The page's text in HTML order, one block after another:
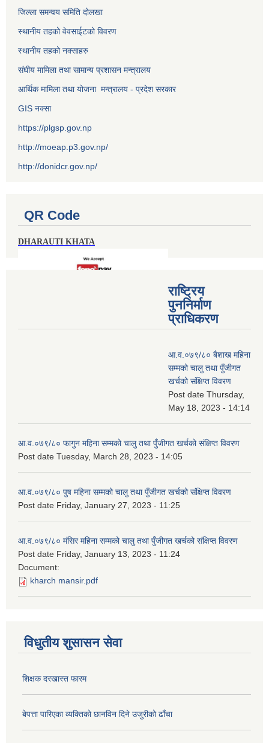
जिल्ला समन्वय समिति दोलखा
स्थानीय तहको वेवसाईटको विवरण
स्थानीय तहको नक्साहरु
संघीय मामिला तथा सामान्य प्रशासन मन्त्रालय
आर्थिक मामिला तथा योजना मन्त्रालय - प्रदेश सरकार
GIS नक्सा
https://plgsp.gov.np
http://moeap.p3.gov.np/
http://donidcr.gov.np/
QR Code
DHARAUTI KHATA
राष्ट्रिय
पुननिर्माण
प्राधिकरण
आ.व.०७९/८० बैशाख महिना
सम्मको चालु तथा पुँजीगत
खर्चको संक्षिप्त विवरण
Post date Thursday,
May 18, 2023 - 14:14
आ.व.०७९/८० फागुन महिना सम्मको चालु तथा पुँजीगत खर्चको संक्षिप्त विवरण
Post date Tuesday, March 28, 2023 - 14:05
आ.व.०७९/८० पुष महिना सम्मको चालु तथा पुँजीगत खर्चको संक्षिप्त विवरण
Post date Friday, January 27, 2023 - 11:25
आ.व.०७९/८० मंसिर महिना सम्मको चालु तथा पुँजीगत खर्चको संक्षिप्त विवरण
Post date Friday, January 13, 2023 - 11:24
Document:
kharch mansir.pdf
विधुतीय शुसासन सेवा
शिक्षक दरखास्त फारम
बेपत्ता पारिएका व्यक्तिको छानविन दिने उजुरीको ढाँचा